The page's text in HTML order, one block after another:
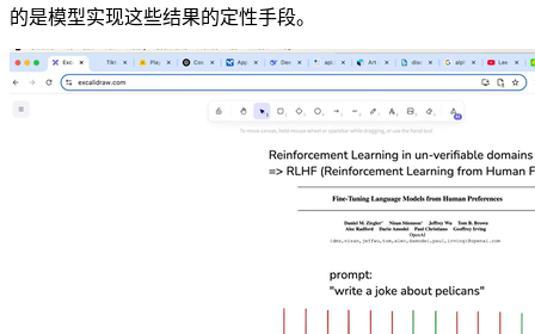
的是模型实现这些结果的定性手段。